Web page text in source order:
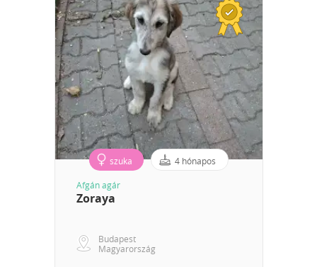
szuka 4 hónapos
Afgán agár
Zoraya
Budapest
Magyarország